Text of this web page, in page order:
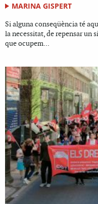
MARINA GISPERT
Si alguna conseqüència té
la necessitat, de repensar un
que ocupem...